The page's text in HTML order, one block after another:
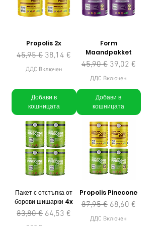
Propolis 2x
Редовна цена
45,95 € Продажна цена
38,14 €
ДДС Включен
Добави в
кошницата
Form
Maandpakket
Редовна цена
45,90 € Продажна цена
39,02 €
ДДС Включен
Добави в
кошницата
Пакет с отстъпка от
борови шишарки 4x
Редовна цена
83,80 € Продажна цена
64,53 €
Propolis Pinecone
Редовна цена
87,95 € Продажна цена
68,60 €
ДДС Включен